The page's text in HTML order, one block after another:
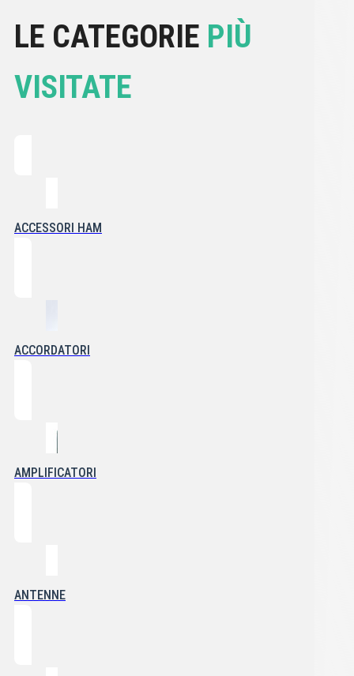
LE CATEGORIE PIÙ
VISITATE
ACCESSORI HAM
ACCORDATORI
AMPLIFICATORI
ANTENNE